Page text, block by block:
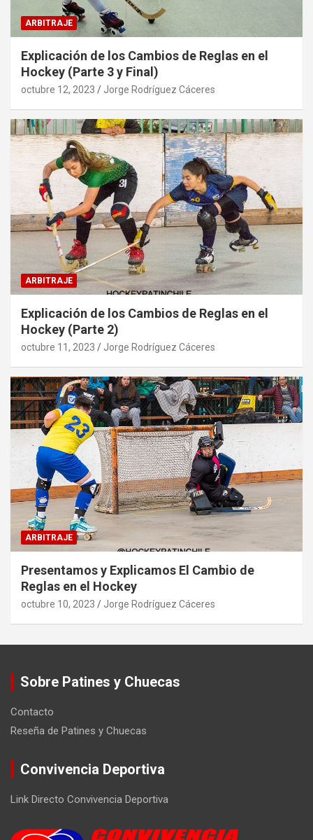
ARBITRAJE
Explicación de los Cambios de Reglas en el
Hockey (Parte 3 y Final)
octubre 12, 2023 Jorge Rodríguez Cáceres
ARBITRAJE
Explicación de los Cambios de Reglas en el
Hockey (Parte 2)
octubre 11, 2023 Jorge Rodríguez Cáceres
ARBITRAJE
Presentamos y Explicamos El Cambio de
Reglas en el Hockey
octubre 10, 2023 Jorge Rodríguez Cáceres
Sobre Patines y Chuecas
Contacto
Reseña de Patines y Chuecas
Convivencia Deportiva
Link Directo Convivencia Deportiva